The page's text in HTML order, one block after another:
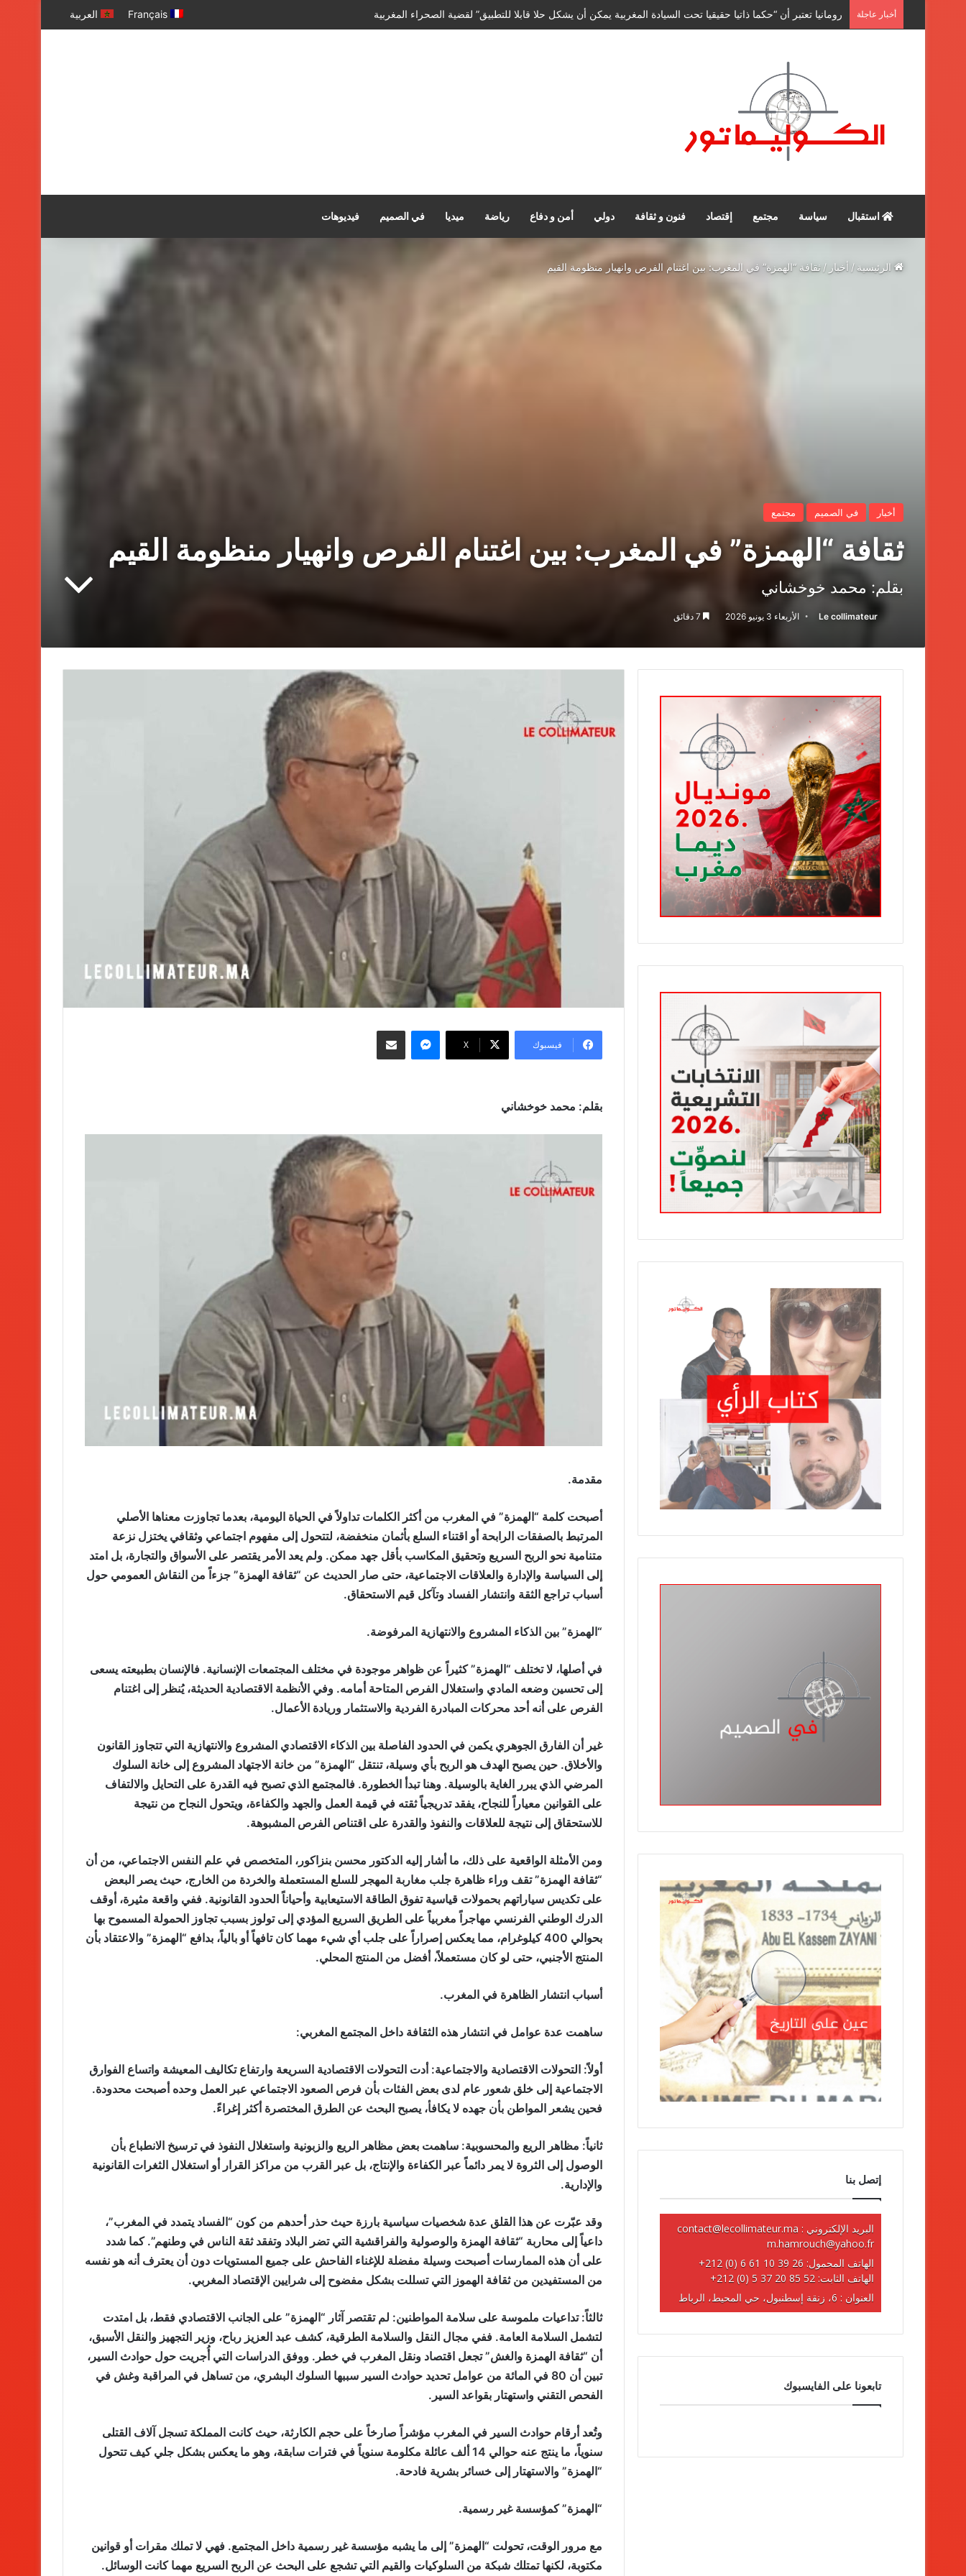
أخبار عاجلة السيد بوريطة يستقبل مستشار رئيس جمهورية رومانيا حاملا رسالة إلى جلالة الملك Français العربية
استقبال سياسة مجتمع إقتصاد فنون و ثقافة دولي أمن و دفاع رياضة ميديا في الصميم فيديوهات
الرئيسية/ أخبار /ثقافة “الهمزة” في المغرب: بين اغتنام الفرص وانهيار منظومة القيم
أخبار في الصميم مجتمع
ثقافة “الهمزة” في المغرب: بين اغتنام الفرص وانهيار منظومة القيم
بقلم: محمد خوخشاني
Le collimateur الأربعاء 3 يونيو 2026
فيسبوك ‫X
بقلم: محمد خوخشاني
مقدمة.
أصبحت كلمة “الهمزة” في المغرب من أكثر الكلمات تداولاً في الحياة اليومية، بعدما تجاوزت معناها الأصلي
المرتبط بالصفقات الرابحة أو اقتناء السلع بأثمان منخفضة، لتتحول إلى مفهوم اجتماعي وثقافي يختزل نزعة
متنامية نحو الربح السريع وتحقيق المكاسب بأقل جهد ممكن. ولم يعد الأمر يقتصر على الأسواق والتجارة، بل امتد
إلى السياسة والإدارة والعلاقات الاجتماعية، حتى صار الحديث عن “ثقافة الهمزة” جزءاً من النقاش العمومي حول
أسباب تراجع الثقة وانتشار الفساد وتآكل قيم الاستحقاق.
“الهمزة” بين الذكاء المشروع والانتهازية المرفوضة.
في أصلها، لا تختلف “الهمزة” كثيراً عن ظواهر موجودة في مختلف المجتمعات الإنسانية. فالإنسان بطبيعته يسعى
إلى تحسين وضعه المادي واستغلال الفرص المتاحة أمامه. وفي الأنظمة الاقتصادية الحديثة، يُنظر إلى اغتنام
الفرص على أنه أحد محركات المبادرة الفردية والاستثمار وريادة الأعمال.
غير أن الفارق الجوهري يكمن في الحدود الفاصلة بين الذكاء الاقتصادي المشروع والانتهازية التي تتجاوز القانون
والأخلاق. حين يصبح الهدف هو الربح بأي وسيلة، تنتقل “الهمزة” من خانة الاجتهاد المشروع إلى خانة السلوك
المرضي الذي يبرر الغاية بالوسيلة. وهنا تبدأ الخطورة. فالمجتمع الذي تصبح فيه القدرة على التحايل والالتفاف
على القوانين معياراً للنجاح، يفقد تدريجياً ثقته في قيمة العمل والجهد والكفاءة، ويتحول النجاح من نتيجة
للاستحقاق إلى نتيجة للعلاقات والنفوذ والقدرة على اقتناص الفرص المشبوهة.
ومن الأمثلة الواقعية على ذلك، ما أشار إليه الدكتور محسن بنزاكور، المتخصص في علم النفس الاجتماعي، من أن
“ثقافة الهمزة” تقف وراء ظاهرة جلب مغاربة المهجر للسلع المستعملة والخردة من الخارج، حيث يصر البعض
على تكديس سياراتهم بحمولات قياسية تفوق الطاقة الاستيعابية وأحياناً الحدود القانونية. ففي واقعة مثيرة، أوقف
الدرك الوطني الفرنسي مهاجراً مغربياً على الطريق السريع المؤدي إلى تولوز بسبب تجاوز الحمولة المسموح بها
بحوالي 400 كيلوغرام، مما يعكس إصراراً على جلب أي شيء مهما كان تافهاً أو بالياً، بدافع “الهمزة” والاعتقاد بأن
المنتج الأجنبي، حتى لو كان مستعملاً، أفضل من المنتج المحلي.
أسباب انتشار الظاهرة في المغرب.
ساهمت عدة عوامل في انتشار هذه الثقافة داخل المجتمع المغربي:
أولاً: التحولات الاقتصادية والاجتماعية: أدت التحولات الاقتصادية السريعة وارتفاع تكاليف المعيشة واتساع الفوارق
الاجتماعية إلى خلق شعور عام لدى بعض الفئات بأن فرص الصعود الاجتماعي عبر العمل وحده أصبحت محدودة.
فحين يشعر المواطن بأن جهده لا يكافأ، يصبح البحث عن الطرق المختصرة أكثر إغراءً.
ثانياً: مظاهر الريع والمحسوبية: ساهمت بعض مظاهر الريع والزبونية واستغلال النفوذ في ترسيخ الانطباع بأن
الوصول إلى الثروة لا يمر دائماً عبر الكفاءة والإنتاج، بل عبر القرب من مراكز القرار أو استغلال الثغرات القانونية
والإدارية.
وقد عبّرت عن هذا القلق عدة شخصيات سياسية بارزة حيث حذر أحدهم من كون “الفساد يتمدد في المغرب”،
داعياً إلى محاربة “ثقافة الهمزة والوصولية والفراقشية التي تضر البلاد وتفقد ثقة الناس في وطنهم”. كما شدد
على أن هذه الممارسات أصبحت وسيلة مفضلة للإغناء الفاحش على جميع المستويات دون أن يعترف أنه هو نفسه
من المستفيدين من ثقافة الهموز التي تسللت بشكل مفضوح إلى شرايين الإقتصاد المغربي.
ثالثاً: تداعيات ملموسة على سلامة المواطنين: لم تقتصر آثار “الهمزة” على الجانب الاقتصادي فقط، بل امتدت
لتشمل السلامة العامة. ففي مجال النقل والسلامة الطرقية، كشف عبد العزيز رباح، وزير التجهيز والنقل الأسبق،
أن “ثقافة الهمزة والغش” تجعل اقتصاد ونقل المغرب في خطر. ووفق الدراسات التي أُجريت حول حوادث السير،
تبين أن 80 في المائة من عوامل تحديد حوادث السير سببها السلوك البشري، من تساهل في المراقبة وغش في
الفحص التقني واستهتار بقواعد السير.
وتُعد أرقام حوادث السير في المغرب مؤشراً صارخاً على حجم الكارثة، حيث كانت المملكة تسجل آلاف القتلى
سنوياً، ما ينتج عنه حوالي 14 ألف عائلة مكلومة سنوياً في فترات سابقة، وهو ما يعكس بشكل جلي كيف تتحول
“الهمزة” والاستهتار إلى خسائر بشرية فادحة.
“الهمزة” كمؤسسة غير رسمية.
مع مرور الوقت، تحولت “الهمزة” إلى ما يشبه مؤسسة غير رسمية داخل المجتمع. فهي لا تملك مقرات أو قوانين
مكتوبة، لكنها تمتلك شبكة من السلوكيات والقيم التي تشجع على البحث عن الربح السريع مهما كانت الوسائل.
إتصل بنا
البريد الإلكتروني : contact@lecollimateur.ma
m.hamrouch@yahoo.fr
الهاتف المحمول: +212 (0) 6 61 10 39 26
الهاتف الثابت: +212 (0) 5 37 20 85 52
العنوان : 6، زنقة إسطنبول، حي المحيط، الرباط
تابعونا على الفايسبوك